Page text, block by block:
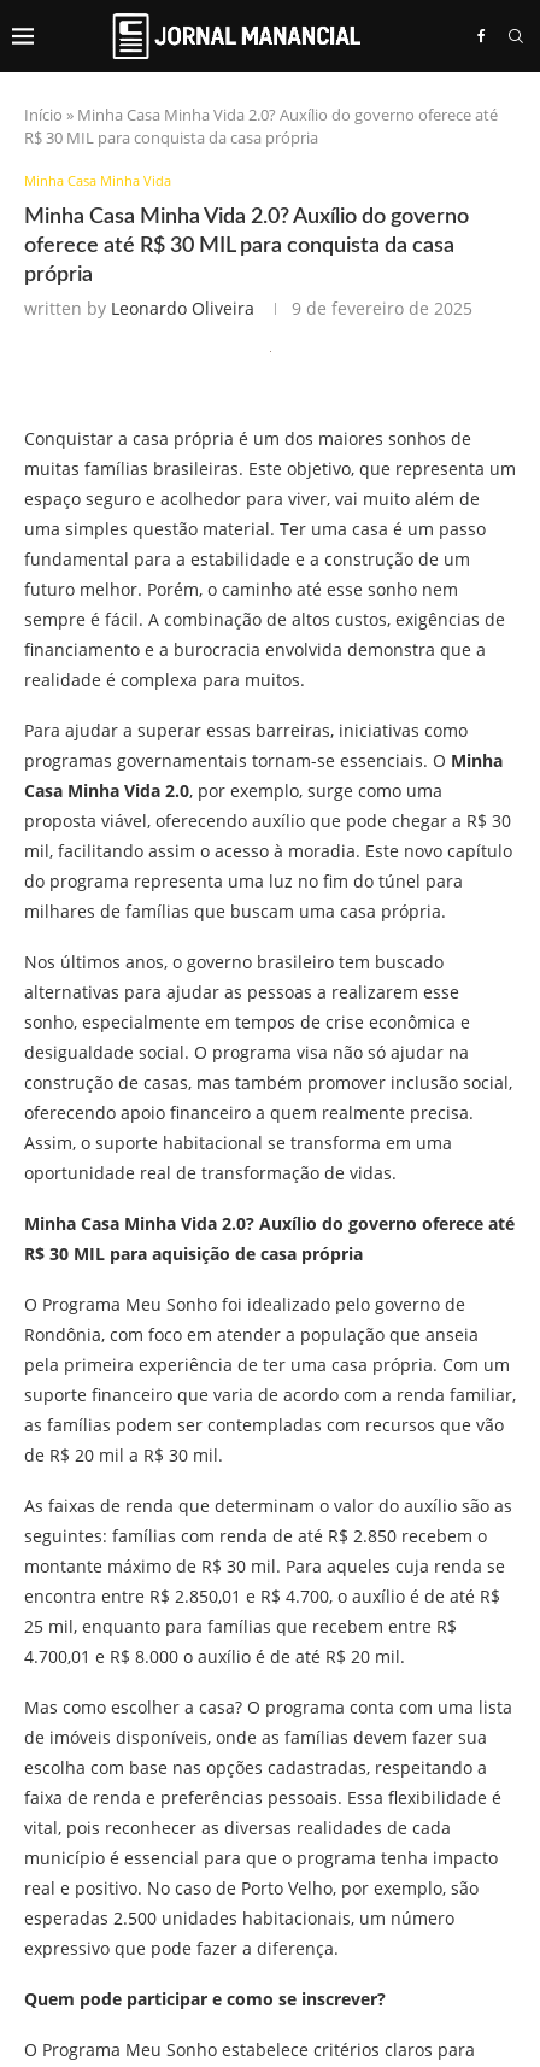
Início » Minha Casa Minha Vida 2.0? Auxílio do governo oferece até
R$ 30 MIL para conquista da casa própria
Minha Casa Minha Vida
Minha Casa Minha Vida 2.0? Auxílio do governo
oferece até R$ 30 MIL para conquista da casa
própria
written by Leonardo Oliveira 9 de fevereiro de 2025
Conquistar a casa própria é um dos maiores sonhos de
muitas famílias brasileiras. Este objetivo, que representa um
espaço seguro e acolhedor para viver, vai muito além de
uma simples questão material. Ter uma casa é um passo
fundamental para a estabilidade e a construção de um
futuro melhor. Porém, o caminho até esse sonho nem
sempre é fácil. A combinação de altos custos, exigências de
financiamento e a burocracia envolvida demonstra que a
realidade é complexa para muitos.
Para ajudar a superar essas barreiras, iniciativas como
programas governamentais tornam-se essenciais. O Minha
Casa Minha Vida 2.0, por exemplo, surge como uma
proposta viável, oferecendo auxílio que pode chegar a R$ 30
mil, facilitando assim o acesso à moradia. Este novo capítulo
do programa representa uma luz no fim do túnel para
milhares de famílias que buscam uma casa própria.
Nos últimos anos, o governo brasileiro tem buscado
alternativas para ajudar as pessoas a realizarem esse
sonho, especialmente em tempos de crise econômica e
desigualdade social. O programa visa não só ajudar na
construção de casas, mas também promover inclusão social,
oferecendo apoio financeiro a quem realmente precisa.
Assim, o suporte habitacional se transforma em uma
oportunidade real de transformação de vidas.
Minha Casa Minha Vida 2.0? Auxílio do governo oferece até
R$ 30 MIL para aquisição de casa própria
O Programa Meu Sonho foi idealizado pelo governo de
Rondônia, com foco em atender a população que anseia
pela primeira experiência de ter uma casa própria. Com um
suporte financeiro que varia de acordo com a renda familiar,
as famílias podem ser contempladas com recursos que vão
de R$ 20 mil a R$ 30 mil.
As faixas de renda que determinam o valor do auxílio são as
seguintes: famílias com renda de até R$ 2.850 recebem o
montante máximo de R$ 30 mil. Para aqueles cuja renda se
encontra entre R$ 2.850,01 e R$ 4.700, o auxílio é de até R$
25 mil, enquanto para famílias que recebem entre R$
4.700,01 e R$ 8.000 o auxílio é de até R$ 20 mil.
Mas como escolher a casa? O programa conta com uma lista
de imóveis disponíveis, onde as famílias devem fazer sua
escolha com base nas opções cadastradas, respeitando a
faixa de renda e preferências pessoais. Essa flexibilidade é
vital, pois reconhecer as diversas realidades de cada
município é essencial para que o programa tenha impacto
real e positivo. No caso de Porto Velho, por exemplo, são
esperadas 2.500 unidades habitacionais, um número
expressivo que pode fazer a diferença.
Quem pode participar e como se inscrever?
O Programa Meu Sonho estabelece critérios claros para